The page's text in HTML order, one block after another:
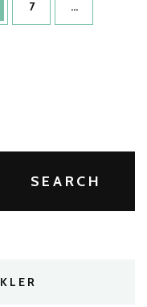
platform
Page
7 …
SEARCH